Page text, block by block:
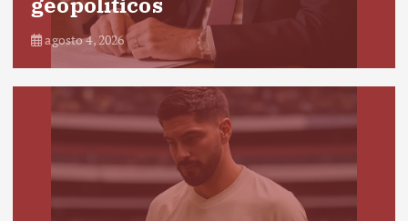
agosto 4, 2026